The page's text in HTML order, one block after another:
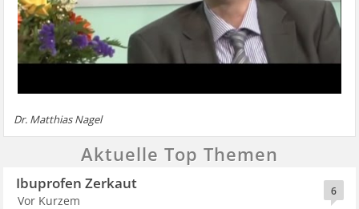
Dr. Matthias Nagel
Aktuelle Top Themen
6
Ibuprofen Zerkaut
Vor Kurzem